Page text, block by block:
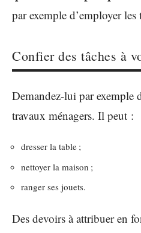
par exemple d’employer les
Confier des tâches à
Demandez-lui par exemple
travaux ménagers. Il peut :
dresser la table ;
nettoyer la maison ;
ranger ses jouets.
Des devoirs à attribuer en